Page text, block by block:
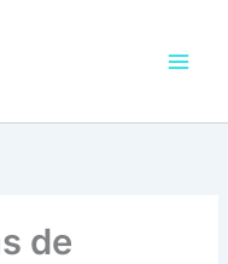
de